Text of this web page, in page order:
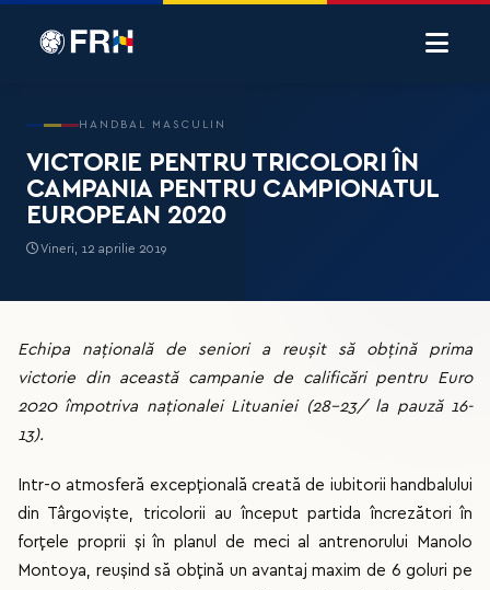
HANDBAL MASCULIN
VICTORIE PENTRU TRICOLORI ÎN
CAMPANIA PENTRU CAMPIONATUL
EUROPEAN 2020
Vineri, 12 aprilie 2019
Echipa națională de seniori a reușit să obțină prima
victorie din această campanie de calificări pentru Euro
2020 împotriva naționalei Lituaniei (28-23/ la pauză 16-
13).
Intr-o atmosferă excepțională creată de iubitorii handbalului
din Târgoviște, tricolorii au început partida încrezători în
forțele proprii și în planul de meci al antrenorului Manolo
Montoya, reușind să obțină un avantaj maxim de 6 goluri pe